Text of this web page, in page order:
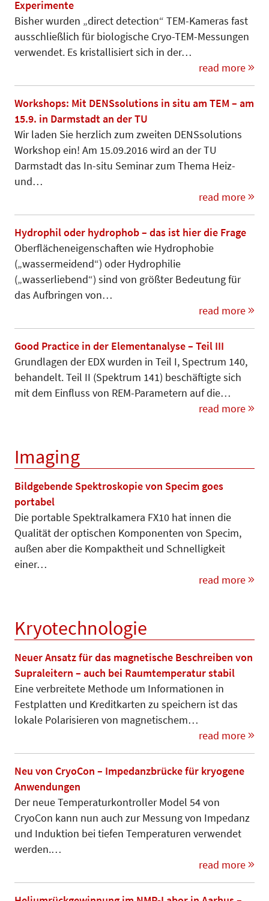
Experimente
Bisher wurden „direct detection“ TEM-Kameras fast
ausschließlich für biologische Cryo-TEM-Messungen
ver­­wen­det. Es kristallisiert sich in der…
read more
Workshops: Mit DENSsolutions in situ am TEM – am
15.9. in Darmstadt an der TU
Wir laden Sie herzlich zum zweiten DENSsolutions
Workshop ein! Am 15.09.2016 wird an der TU
Darmstadt das In-situ Seminar zum Thema Heiz-
und…
read more
Hydrophil oder hydrophob – das ist hier die Frage
Oberflächeneigenschaften wie Hy­dro­phobie
(„wassermeidend“) oder Hydrophilie
(„wasserliebend“) sind von größter Bedeutung für
das Auf­bringen von…
read more
Good Practice in der Elementanalyse – Teil III
Grundlagen der EDX wurden in Teil I, Spectrum 140,
behandelt. Teil II (Spektrum 141) beschäftigte sich
mit dem Einfluss von REM-Parametern auf die…
read more
Imaging
Bildgebende Spektroskopie von Specim goes
portabel
Die portable Spektralkamera FX10 hat innen die
Qualität der optischen Komponenten von Specim,
außen aber die Kom­paktheit und Schnelligkeit
einer…
read more
Kryotechnologie
Neuer Ansatz für das magnetische Beschreiben von
Supraleitern – auch bei Raumtemperatur stabil
Eine verbreitete Methode um In­for­ma­tionen in
Festplatten und Kredit­kar­­ten zu speichern ist das
lokale Po­larisieren von magneti­schem…
read more
Neu von CryoCon – Impedanzbrücke für kryogene
Anwendungen
Der neue Temperaturkontroller Mo­del 54 von
CryoCon kann nun auch zur Messung von Impedanz
und Induktion bei tiefen Temperaturen ver­wendet
werden.…
read more